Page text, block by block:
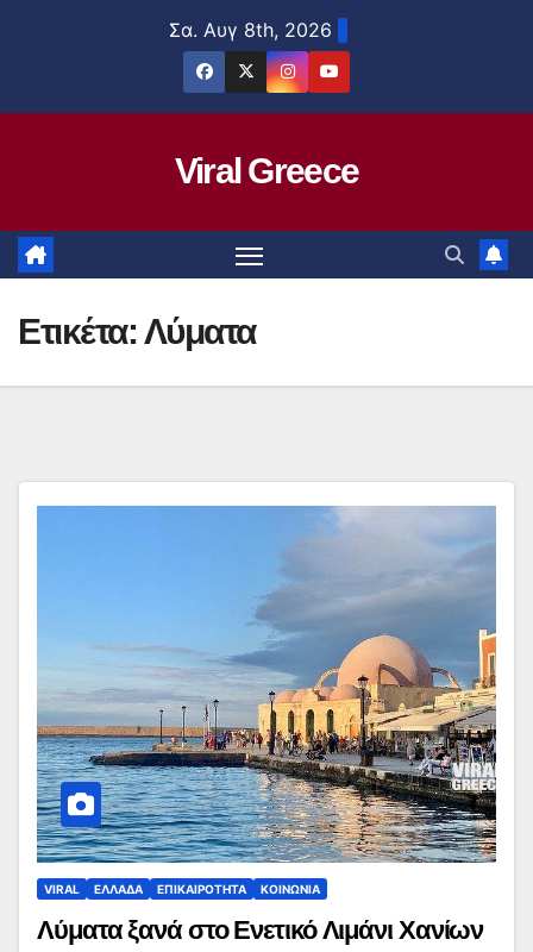
Σα. Αυγ 8th, 2026
Viral Greece
Ετικέτα:Λύματα
VIRAL ΕΛΛΑΔΑ ΕΠΙΚΑΙΡΟΤΗΤΑ ΚΟΙΝΩΝΙΑ
Λύματα ξανά στο Ενετικό Λιμάνι Χανίων